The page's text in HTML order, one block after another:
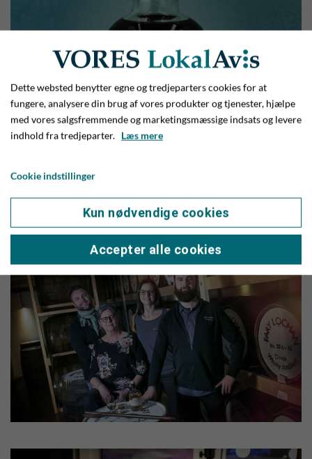
Dette websted benytter egne og tredjeparters cookies for at
fungere, analysere din brug af vores produkter og tjenester, hjælpe
med vores salgsfremmende og marketingsmæssige indsats og levere
indhold fra tredjeparter. Læs mere
Cookie indstillinger
Kun nødvendige cookies
Accepter alle cookies